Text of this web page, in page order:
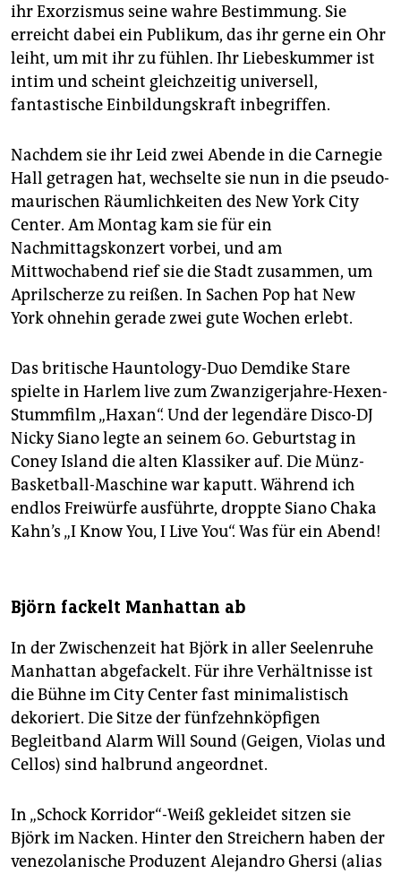
ihr Exorzismus seine wahre Bestimmung. Sie
erreicht dabei ein Publikum, das ihr gerne ein Ohr
leiht, um mit ihr zu fühlen. Ihr Liebeskummer ist
intim und scheint gleichzeitig universell,
fantastische Einbildungskraft inbegriffen.
Nachdem sie ihr Leid zwei Abende in die Carnegie
Hall getragen hat, wechselte sie nun in die pseudo-
maurischen Räumlichkeiten des New York City
Center. Am Montag kam sie für ein
Nachmittagskonzert vorbei, und am
Mittwochabend rief sie die Stadt zusammen, um
Aprilscherze zu reißen. In Sachen Pop hat New
York ohnehin gerade zwei gute Wochen erlebt.
Das britische Hauntology-Duo Demdike Stare
spielte in Harlem live zum Zwanzigerjahre-Hexen-
Stummfilm „Haxan“. Und der legendäre Disco-DJ
Nicky Siano legte an seinem 60. Geburtstag in
Coney Island die alten Klassiker auf. Die Münz-
Basketball-Maschine war kaputt. Während ich
endlos Freiwürfe ausführte, droppte Siano Chaka
Kahn’s „I Know You, I Live You“. Was für ein Abend!
Björn fackelt Manhattan ab
In der Zwischenzeit hat Björk in aller Seelenruhe
Manhattan abgefackelt. Für ihre Verhältnisse ist
die Bühne im City Center fast minimalistisch
dekoriert. Die Sitze der fünfzehnköpfigen
Begleitband Alarm Will Sound (Geigen, Violas und
Cellos) sind halbrund angeordnet.
In „Schock Korridor“-Weiß gekleidet sitzen sie
Björk im Nacken. Hinter den Streichern haben der
venezolanische Produzent Alejandro Ghersi (alias